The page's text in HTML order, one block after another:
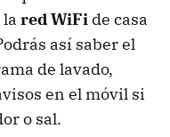
red WiFi de casa
así saber el
de lavado,
en el móvil si
o sal.